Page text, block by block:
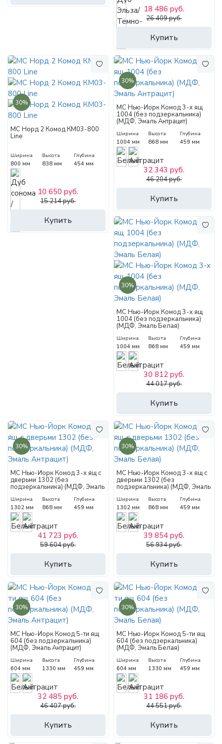
Купить
18 486 руб.
26 409 руб.
30%
МС Норд 2 Комод КМ03-800
Line
Ширина
800 мм
Высота
838 мм
Глубина
454 мм
Купить
10 650 руб.
15 214 руб.
30%
МС Нью-Йорк Комод 3-х ящ
1004 (без подзеркальника)
(МДФ, Эмаль Антрацит)
Ширина
1004 мм
Высота
868 мм
Глубина
459 мм
Купить
32 343 руб.
46 204 руб.
30%
МС Нью-Йорк Комод 3-х ящ
1004 (без подзеркальника)
(МДФ, Эмаль Белая)
Ширина
1004 мм
Высота
868 мм
Глубина
459 мм
Купить
30 812 руб.
44 017 руб.
30%
МС Нью-Йорк Комод 3-х ящ с
дверьми 1302 (без
подзеркальника) (МДФ, Эмаль
Ширина
1302 мм
Высота
868 мм
Глубина
459 мм
Купить
41 723 руб.
59 604 руб.
30%
МС Нью-Йорк Комод 3-х ящ с
дверьми 1302 (без
подзеркальника) (МДФ, Эмаль
Ширина
1302 мм
Высота
868 мм
Глубина
459 мм
Купить
39 854 руб.
56 934 руб.
30%
МС Нью-Йорк Комод 5-ти ящ
604 (без подзеркальника)
(МДФ, Эмаль Антрацит)
Ширина
604 мм
Высота
1330 мм
Глубина
459 мм
Купить
32 485 руб.
46 407 руб.
30%
МС Нью-Йорк Комод 5-ти ящ
604 (без подзеркальника)
(МДФ, Эмаль Белая)
Ширина
604 мм
Высота
1330 мм
Глубина
459 мм
Купить
31 186 руб.
44 551 руб.